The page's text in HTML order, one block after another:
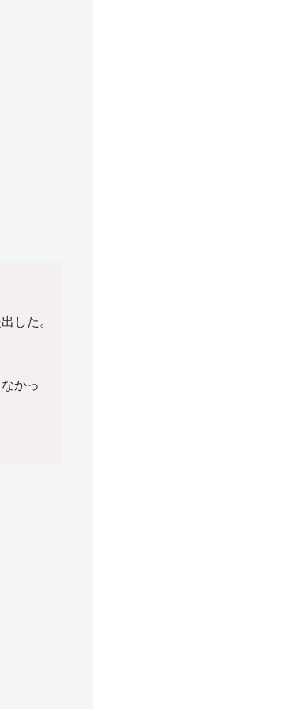
した。
かっ